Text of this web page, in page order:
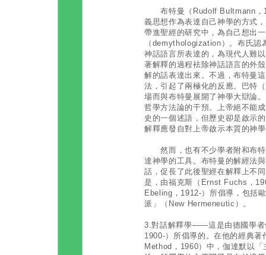
布特曼（Rudolf Bultmann，
義思想作為表達自己神學的方式
帶進聖經的研究中，為自己想出
（demythologization）。布氏
神話語言所表達的，為現代人難
著解釋的過程袪除神話語言的外
解的話表達出來。不過，布特曼
法，引起了兩極化的反應。巴特
場而與布特曼展開了神學大辯論
哲學方法論的干預。上帝絕不能
史的一個述語，但歷史卻是啟示
解釋應發自對上帝啟示本質的神
然而，也有不少學者附和布特
達神學的工具。布特曼的解經法
話，促長了此後聖經在解釋上不
是，由福克斯（Ernst Fuchs，
Ebeling，1912-）所倡導，包括
派」（New Hermeneutic）。
3.對話解釋學——這是由德國學
1900-）所倡導的。在他的經典
Method，1960）中，伽達默以